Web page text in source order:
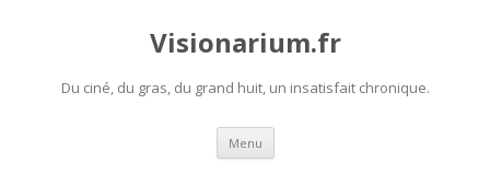
Visionarium.fr
Du ciné, du gras, du grand huit, un insatisfait chronique.
Menu Aller
contenu